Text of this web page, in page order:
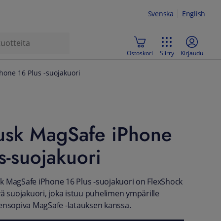
Svenska English
Ostoskori Siirry Kirjaudu
16 Plus -suojakuori
MagSafe iPhone
suojakuori
MagSafe iPhone 16 Plus -suojakuori on FlexShock
suojakuori, joka istuu puhelimen ympärille
MagSafe -latauksen kanssa.